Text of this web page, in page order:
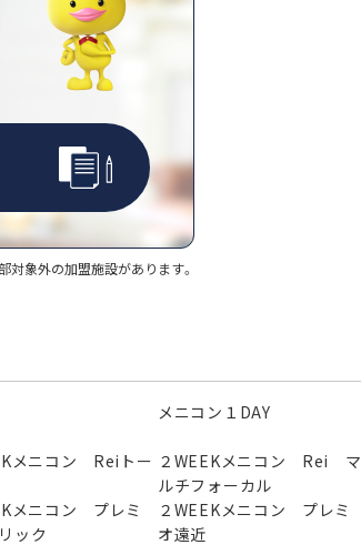
対象外の加盟施設があります。
メニコン１DAY
メニコン Reiトー ２WEEKメニコン Rei マ
ルチフォーカル
メニコン プレミ
ック
２WEEKメニコン プレミ
オ遠近